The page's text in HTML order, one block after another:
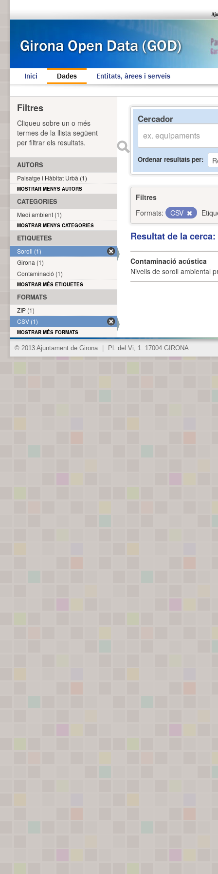
Inici Dades Entitats, àrees i serveis
Cercador
Ordenar resultats per
Filtres
Formats:
CSV
Resultat de la
Contaminació acústica
Nivells de soroll ambiental
Filtres
Cliqueu sobre un o més
termes de la llista següent
per filtrar els resultats.
AUTORS
Paisatge i Hàbitat Urbà (1)
MOSTRAR MENYS AUTORS
CATEGORIES
Medi ambient (1)
MOSTRAR MENYS CATEGORIES
ETIQUETES
Soroll (1)
Girona (1)
Contaminació (1)
MOSTRAR MÉS ETIQUETES
FORMATS
ZIP (1)
CSV (1)
MOSTRAR MÉS FORMATS
© 2013 Ajuntament de Girona Pl. del Vi, 1. 17004 GIRONA